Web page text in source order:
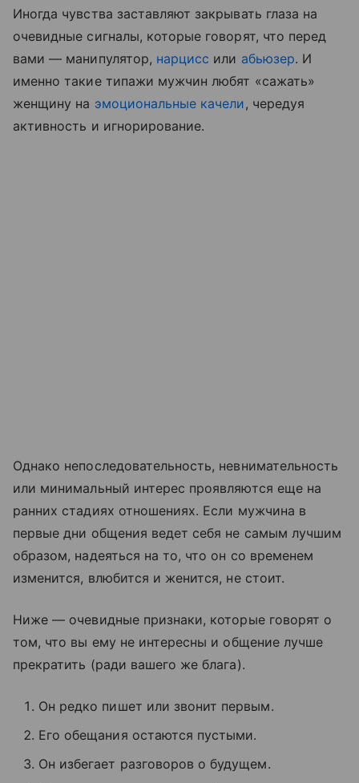
Иногда чувства заставляют закрывать глаза на
очевидные сигналы, которые говорят, что перед
вами — манипулятор, нарцисс или абьюзер. И
именно такие типажи мужчин любят «сажать»
женщину на эмоциональные качели, чередуя
активность и игнорирование.
Однако непоследовательность, невнимательность
или минимальный интерес проявляются еще на
ранних стадиях отношениях. Если мужчина в
первые дни общения ведет себя не самым лучшим
образом, надеяться на то, что он со временем
изменится, влюбится и женится, не стоит.
Ниже — очевидные признаки, которые говорят о
том, что вы ему не интересны и общение лучше
прекратить (ради вашего же блага).
Он редко пишет или звонит первым.
Его обещания остаются пустыми.
Он избегает разговоров о будущем.